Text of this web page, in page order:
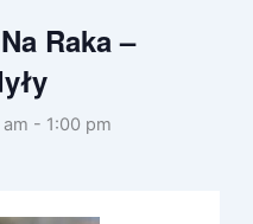
Raka –
- 1:00 pm